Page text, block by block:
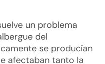
un problema
del
se producían
afectaban tanto la